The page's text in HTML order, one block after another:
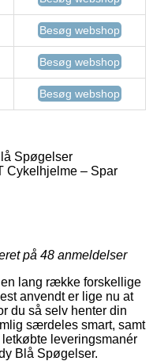
Besøg webshop
Besøg webshop
Besøg webshop
Spøgelser
Cykelhjelme – Spar
på 48 anmeldelser
lang række forskellige
anvendt er lige nu at
du så selv henter din
særdeles smart, samt
leveringsmanér
Blå Spøgelser.